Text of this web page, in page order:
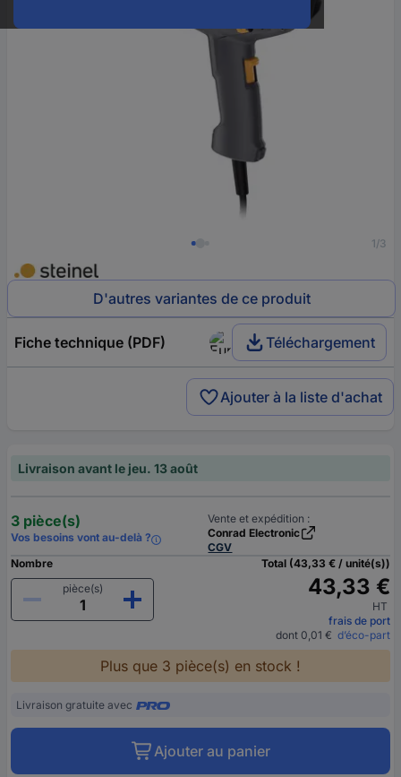
1/3
D'autres variantes de ce produit
Fiche technique (PDF) Téléchargement
Ajouter à la liste d'achat
Livraison avant le jeu. 13 août
3 pièce(s)
Vos besoins vont au-delà ?
Vente et expédition :
Conrad Electronic
CGV
Nombre
pièce(s)
Total (43,33 € / unité(s))
43,33 €
HT
frais de port
dont 0,01 € d’éco-part
Plus que 3 pièce(s) en stock !
Livraison gratuite avec
Ajouter au panier